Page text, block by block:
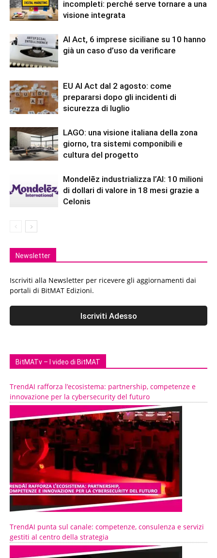
incompleti: perché serve tornare a una
visione integrata
AI Act, 6 imprese siciliane su 10 hanno
già un caso d’uso da verificare
EU AI Act dal 2 agosto: come
prepararsi dopo gli incidenti di
sicurezza di luglio
LAGO: una visione italiana della zona
giorno, tra sistemi componibili e
cultura del progetto
Mondelēz industrializza l’AI: 10 milioni
di dollari di valore in 18 mesi grazie a
Celonis
Newsletter
Iscriviti alla Newsletter per ricevere gli aggiornamenti dai
portali di BitMAT Edizioni.
BitMATv – I video di BitMAT
TrendAI rafforza l’ecosistema: partnership, competenze e
innovazione per la cybersecurity del futuro
TrendAI punta sul canale: competenze, consulenza e servizi
gestiti al centro della strategia